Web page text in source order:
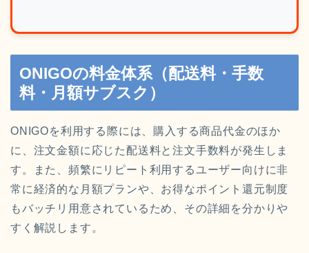
ONIGOの料金体系（配送料・手数
料・月額サブスク）
ONIGOを利用する際には、購入する商品代金のほか
に、注文金額に応じた配送料と注文手数料が発生しま
す。また、頻繁にリピート利用するユーザー向けに非
常に経済的な月額プランや、お得なポイント還元制度
もバッチリ用意されているため、その詳細を分かりや
すく解説します。